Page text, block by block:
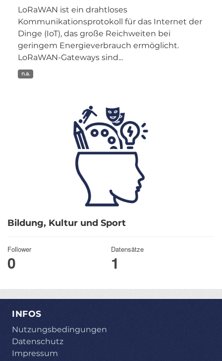
Bildung, Kultur und Sport
Follower
0
Datensätze
1
LoRaWAN ist ein drahtloses
Kommunikationsprotokoll für das Internet der
Dinge (IoT), das große Reichweiten bei
geringem Energieverbrauch ermöglicht.
LoRaWAN-Gateways sind...
n.a.
INFOS
Nutzungsbedingungen
Datenschutz
Impressum